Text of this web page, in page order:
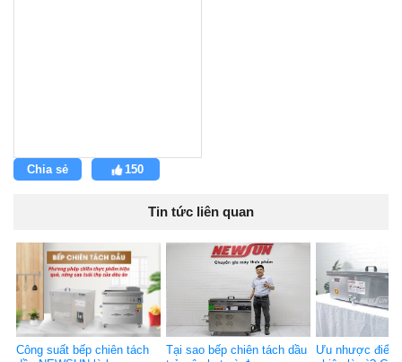
Chia sẻ 150
Tin tức liên quan
Công suất bếp chiên tách
Tại sao bếp chiên tách dầu
Ưu nhược điểm